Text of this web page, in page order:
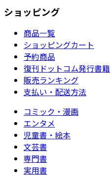
ショッピング
商品一覧
ショッピングカート
予約商品
復刊ドットコム発行書籍
販売ランキング
支払い・配送方法
コミック・漫画
エンタメ
児童書・絵本
文芸書
専門書
実用書